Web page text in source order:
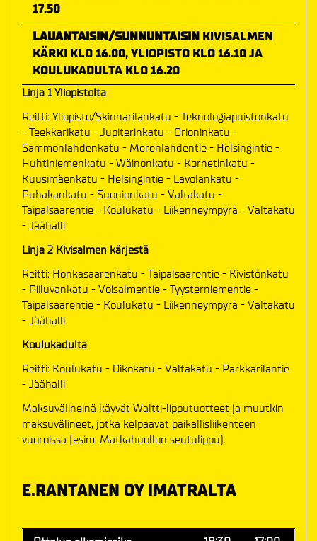
17.50
LAUANTAISIN/SUNNUNTAISIN KIVISALMEN
KÄRKI KLO 16.00, YLIOPISTO KLO 16.10 JA
KOULUKADULTA KLO 16.20
Linja 1 Yliopistolta
Reitti: Yliopisto/Skinnarilankatu - Teknologiapuistonkatu
- Teekkarikatu - Jupiterinkatu - Orioninkatu -
Sammonlahdenkatu - Merenlahdentie - Helsingintie -
Huhtiniemenkatu - Wäinönkatu - Kornetinkatu -
Kuusimäenkatu - Helsingintie - Lavolankatu -
Puhakankatu - Suonionkatu - Valtakatu -
Taipalsaarentie - Koulukatu - Liikenneympyrä - Valtakatu
- Jäähalli
Linja 2 Kivisalmen kärjestä
Reitti: Honkasaarenkatu - Taipalsaarentie - Kivistönkatu
- Piiluvankatu - Voisalmentie - Tyysterniementie -
Taipalsaarentie - Koulukatu - Liikenneympyrä - Valtakatu
- Jäähalli
Koulukadulta
Reitti: Koulukatu - Oikokatu - Valtakatu - Parkkarilantie
- Jäähalli
Maksuvälineinä käyvät Waltti-lipputuotteet ja muutkin
maksuvälineet, jotka kelpaavat paikallisliikenteen
vuoroissa (esim. Matkahuollon seutulippu).
E.RANTANEN OY IMATRALTA